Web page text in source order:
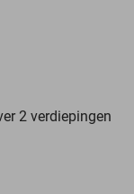
2 verdiepingen